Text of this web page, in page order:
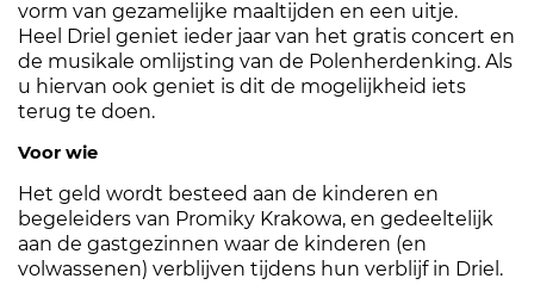
vorm van gezamelijke maaltijden en een uitje.
Heel Driel geniet ieder jaar van het gratis concert en
de musikale omlijsting van de Polenherdenking. Als
u hiervan ook geniet is dit de mogelijkheid iets
terug te doen.
Voor wie
Het geld wordt besteed aan de kinderen en
begeleiders van Promiky Krakowa, en gedeeltelijk
aan de gastgezinnen waar de kinderen (en
volwassenen) verblijven tijdens hun verblijf in Driel.